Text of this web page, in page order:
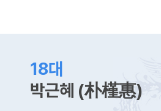
18대
박근혜 (朴槿惠)